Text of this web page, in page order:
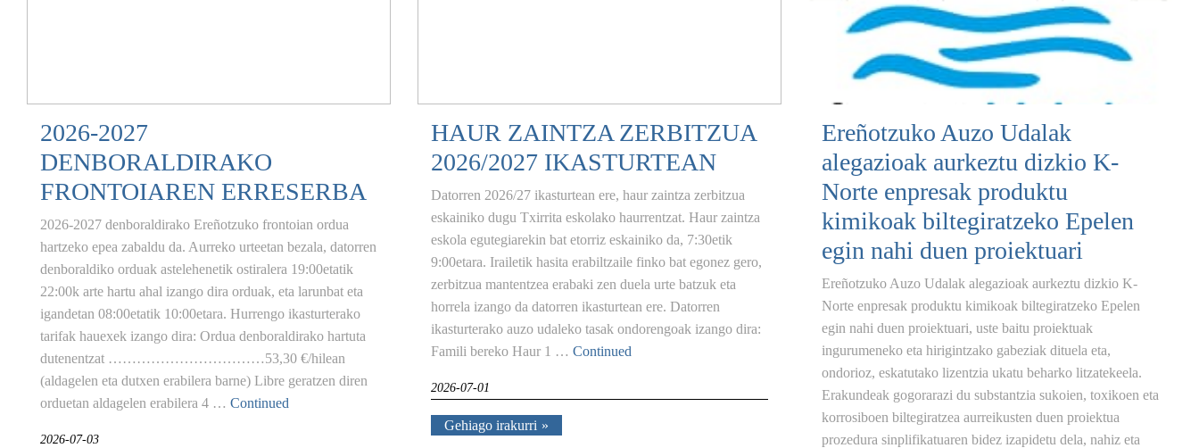
2026-2027
DENBORALDIRAKO
FRONTOIAREN ERRESERBA
2026-2027 denboraldirako Ereñotzuko frontoian ordua
hartzeko epea zabaldu da. Aurreko urteetan bezala, datorren
denboraldiko orduak astelehenetik ostiralera 19:00etatik
22:00k arte hartu ahal izango dira orduak, eta larunbat eta
igandetan 08:00etatik 10:00etara. Hurrengo ikasturterako
tarifak hauexek izango dira: Ordua denboraldirako hartuta
dutenentzat ……………………………53,30 €/hilean
(aldagelen eta dutxen erabilera barne) Libre geratzen diren
orduetan aldagelen erabilera 4 … Continued
2026-07-03
HAUR ZAINTZA ZERBITZUA
2026/2027 IKASTURTEAN
Datorren 2026/27 ikasturtean ere, haur zaintza zerbitzua
eskainiko dugu Txirrita eskolako haurrentzat. Haur zaintza
eskola egutegiarekin bat etorriz eskainiko da, 7:30etik
9:00etara. Irailetik hasita erabiltzaile finko bat egonez gero,
zerbitzua mantentzea erabaki zen duela urte batzuk eta
horrela izango da datorren ikasturtean ere. Datorren
ikasturterako auzo udaleko tasak ondorengoak izango dira:
Famili bereko Haur 1 … Continued
2026-07-01
Gehiago irakurri
Ereñotzuko Auzo Udalak
alegazioak aurkeztu dizkio K-
Norte enpresak produktu
kimikoak biltegiratzeko Epelen
egin nahi duen proiektuari
Ereñotzuko Auzo Udalak alegazioak aurkeztu dizkio K-
Norte enpresak produktu kimikoak biltegiratzeko Epelen
egin nahi duen proiektuari, uste baitu proiektuak
ingurumeneko eta hirigintzako gabeziak dituela eta,
ondorioz, eskatutako lizentzia ukatu beharko litzatekeela.
Erakundeak gogorarazi du substantzia sukoien, toxikoen eta
korrosiboen biltegiratzea aurreikusten duen proiektua
prozedura sinplifikatuaren bidez izapidetu dela, nahiz eta